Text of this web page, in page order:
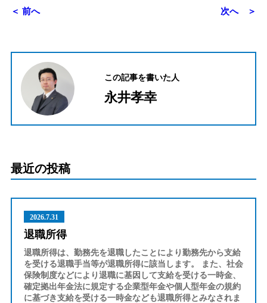
＜ 前へ 次へ ＞
この記事を書いた人
永井孝幸
最近の投稿
2026.7.31
退職所得
退職所得は、勤務先を退職したことにより勤務先から支給
を受ける退職手当等が退職所得に該当します。 また、社会
保険制度などにより退職に基因して支給を受ける一時金、
確定拠出年金法に規定する企業型年金や個人型年金の規約
に基づき支給を受ける一時金なども退職所得とみなされま